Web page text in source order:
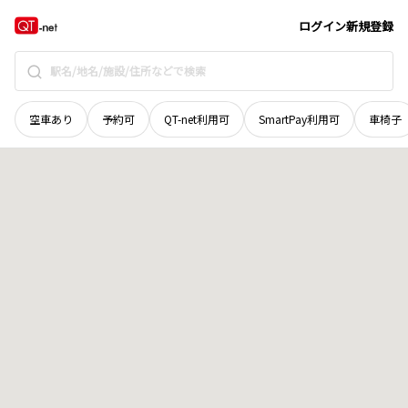
ログイン新規登録
空車あり 予約可 QT-net利用可 SmartPay利用可 車椅子
青森県